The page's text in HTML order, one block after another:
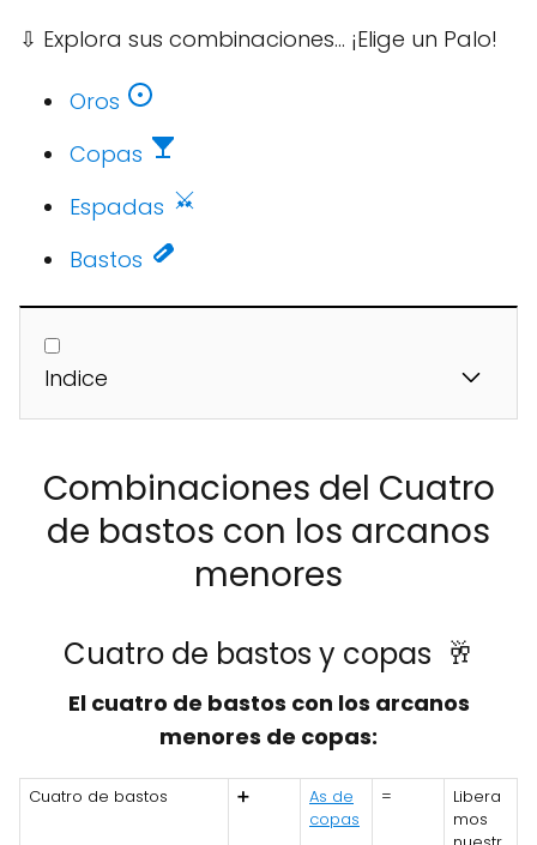
⇩ Explora sus combinaciones... ¡Elige un Palo!
Oros
Copas
Espadas
Bastos
Indice
Combinaciones del Cuatro
de bastos con los arcanos
menores
Cuatro de bastos y copas 🥂
El cuatro de bastos con los arcanos
menores de copas:
Cuatro de bastos ➕
As de
copas
=
Libera
mos